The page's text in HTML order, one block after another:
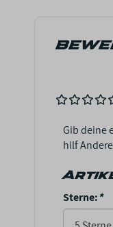
Gib deine
hilf
Sterne:*